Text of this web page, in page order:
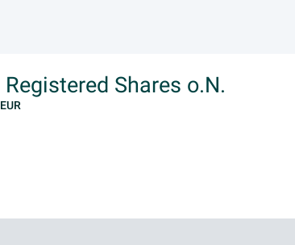
Registered Shares o.N.
EUR